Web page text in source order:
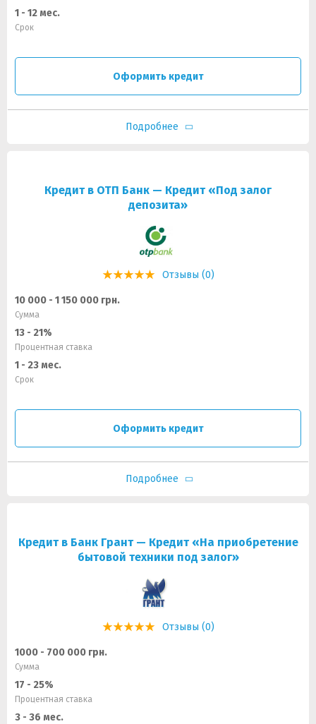
1 - 12 мес.
Срок
Оформить кредит
Подробнее
Кредит в ОТП Банк — Кредит «Под залог
депозита»
Отзывы (0)
10 000 - 1 150 000 грн.
Сумма
13 - 21%
Процентная ставка
1 - 23 мес.
Срок
Оформить кредит
Подробнее
Кредит в Банк Грант — Кредит «На приобретение
бытовой техники под залог»
Отзывы (0)
1000 - 700 000 грн.
Сумма
17 - 25%
Процентная ставка
3 - 36 мес.